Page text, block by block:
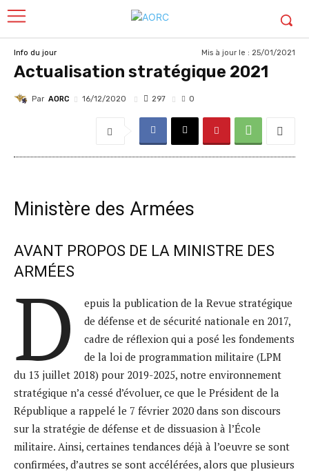
Info du jour Mis à jour le : 25/01/2021
Actualisation stratégique 2021
Par AORC 16/12/2020 297 0
Ministère des Armées
AVANT PROPOS DE LA MINISTRE DES
ARMÉES
D
epuis la publication de la Revue stratégique
de défense et de sécurité nationale en 2017,
cadre de réflexion qui a posé les fondements
de la loi de programmation militaire (LPM
du 13 juillet 2018) pour 2019-2025, notre environnement
stratégique n’a cessé d’évoluer, ce que le Président de la
République a rappelé le 7 février 2020 dans son discours
sur la stratégie de défense et de dissuasion à l’École
militaire. Ainsi, certaines tendances déjà à l’oeuvre se sont
confirmées, d’autres se sont accélérées, alors que plusieurs